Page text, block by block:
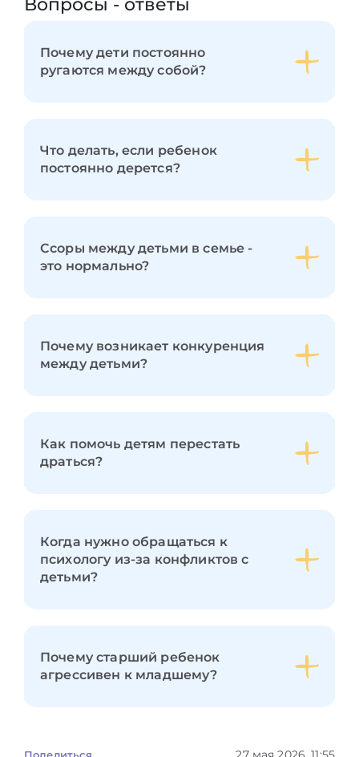
Почему дети постоянно
ругаются между собой?
Что делать, если ребенок
постоянно дерется?
Ссоры между детьми в семье -
это нормально?
Почему возникает конкуренция
между детьми?
Как помочь детям перестать
драться?
Когда нужно обращаться к
психологу из-за конфликтов с
детьми?
Почему старший ребенок
агрессивен к младшему?